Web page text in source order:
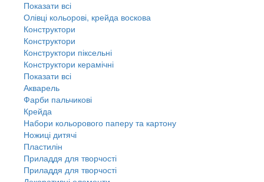
Показати всі
Олівці кольорові, крейда воскова
Конструктори
Конструктори
Конструктори піксельні
Конструктори керамічні
Показати всі
Акварель
Фарби пальчикові
Крейда
Набори кольорового паперу та картону
Ножиці дитячі
Пластилін
Приладдя для творчості
Приладдя для творчості